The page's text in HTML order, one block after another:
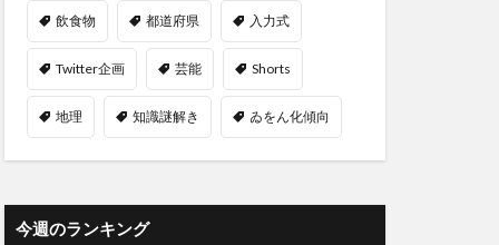
飲食物 都道府県 入力式
Twitter企画 芸能 Shorts
地理 知識謎解き ゐをん化傾向
今週のランキング